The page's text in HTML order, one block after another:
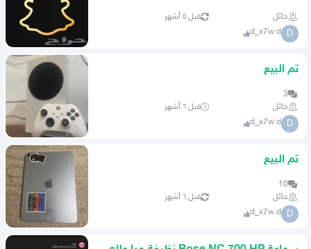
حائل قبل ٥ أشهر
D
d_x7w d
تم البيع
3
حائل
قبل ٦ أشهر
D
d_x7w d
تم البيع
10
حائل
قبل ٦ أشهر
D
d_x7w d